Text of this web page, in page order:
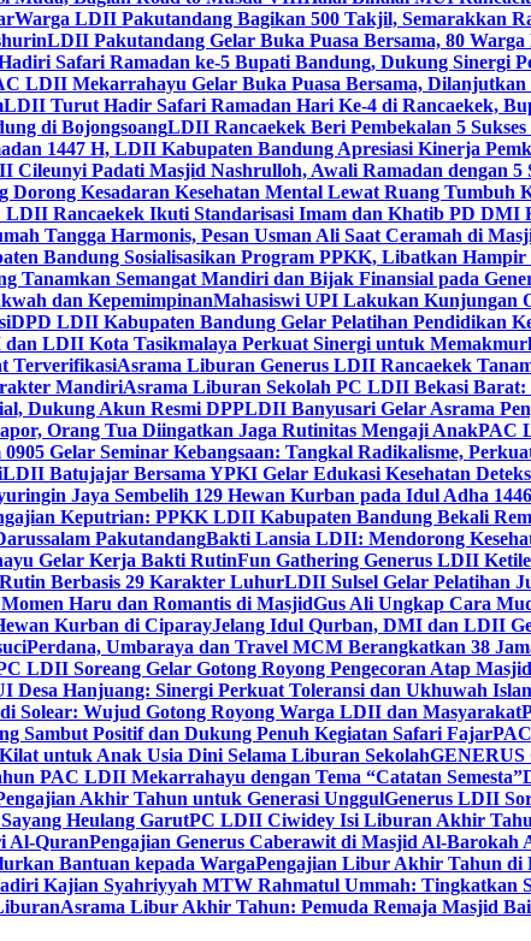
Warga LDII Pakutandang Bagikan 500 Takjil, Semarakkan
LDII Pakutandang Gelar Buka Puasa Bersama, 80
Safari Ramadan ke-5 Bupati Bandung, Dukung Sinergi
LDII Mekarrahayu Gelar Buka Puasa Bersama, Dilanjutkan
LDII Turut Hadir Safari Ramadan Hari Ke-4 di Rancaekek,
di BojongsoangLDII Rancaekek Beri Pembekalan 5
1447 H, LDII Kabupaten Bandung Apresiasi Kinerja
Cileunyi Padati Masjid Nashrulloh, Awali Ramadan dengan 5
Kesadaran Kesehatan Mental Lewat Ruang Tumbuh
LDII Rancaekek Ikuti Standarisasi Imam dan Khatib PD DMI
Tangga Harmonis, Pesan Usman Ali Saat Ceramah di
Bandung Sosialisasikan Program PPKK, Libatkan
Tanamkan Semangat Mandiri dan Bijak Finansial pada
dan KepemimpinanMahasiswi UPI Lakukan Kunjungan
DPD LDII Kabupaten Bandung Gelar Pelatihan Pendidikan
LDII Kota Tasikmalaya Perkuat Sinergi untuk
TerverifikasiAsrama Liburan Generus LDII Rancaekek
MandiriAsrama Liburan Sekolah PC LDII Bekasi
Dukung Akun Resmi DPPLDII Banyusari Gelar Asrama
Orang Tua Diingatkan Jaga Rutinitas Mengaji AnakPAC
Gelar Seminar Kebangsaan: Tangkal Radikalisme,
LDII Batujajar Bersama YPKI Gelar Edukasi Kesehatan
Jaya Sembelih 129 Hewan Kurban pada Idul Adha
Keputrian: PPKK LDII Kabupaten Bandung Bekali
PakutandangBakti Lansia LDII: Mendorong
Gelar Kerja Bakti RutinFun Gathering Generus LDII
Berbasis 29 Karakter LuhurLDII Sulsel Gelar Pelatihan
Haru dan Romantis di MasjidGus Ali Ungkap Cara
Kurban di CiparayJelang Idul Qurban, DMI dan LDII
Perdana, Umbaraya dan Travel MCM Berangkatkan 38
LDII Soreang Gelar Gotong Royong Pengecoran Atap
Desa Hanjuang: Sinergi Perkuat Toleransi dan Ukhuwah
Solear: Wujud Gotong Royong Warga LDII dan Masyarakat
Sambut Positif dan Dukung Penuh Kegiatan Safari Fajar
untuk Anak Usia Dini Selama Liburan SekolahGENERUS
PAC LDII Mekarrahayu dengan Tema “Catatan Semesta”
Akhir Tahun untuk Generasi UnggulGenerus LDII
Heulang GarutPC LDII Ciwidey Isi Liburan Akhir
Al-QuranPengajian Generus Caberawit di Masjid Al-
Bantuan kepada WargaPengajian Libur Akhir Tahun di
Kajian Syahriyyah MTW Rahmatul Ummah: Tingkatkan
Asrama Libur Akhir Tahun: Pemuda Remaja Masjid